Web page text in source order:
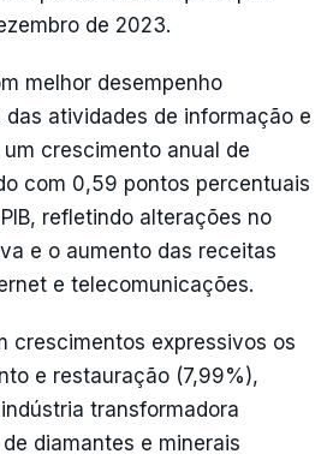
de 2023.
melhor desempenho
atividades de informação e
crescimento anual de
com 0,59 pontos percentuais
refletindo alterações no
e o aumento das receitas
e telecomunicações.
crescimentos expressivos os
e restauração (7,99%),
transformadora
diamantes e minerais